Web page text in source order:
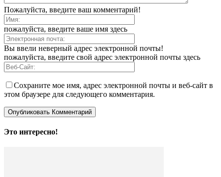
Пожалуйста, введите ваш комментарий!
пожалуйста, введите ваше имя здесь
Вы ввели неверный адрес электронной почты!
пожалуйста, введите свой адрес электронной почты здесь
Сохраните мое имя, адрес электронной почты и веб-сайт в
этом браузере для следующего комментария.
Это интересно!